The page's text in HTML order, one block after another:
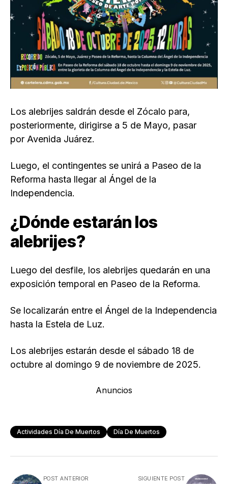
Los alebrijes saldrán desde el Zócalo para,
posteriormente, dirigirse a 5 de Mayo, pasar
por Avenida Juárez.
Luego, el contingentes se unirá a Paseo de la
Reforma hasta llegar al Ángel de la
Independencia.
¿Dónde estarán los
alebrijes?
Luego del desfile, los alebrijes quedarán en una
exposición temporal en Paseo de la Reforma.
Se localizarán entre el Ángel de la Independencia
hasta la Estela de Luz.
Los alebrijes estarán desde el sábado 18 de
octubre al domingo 9 de noviembre de 2025.
Anuncios
Actividades Día De Muertos Día De Muertos
POST ANTERIOR SIGUIENTE POST